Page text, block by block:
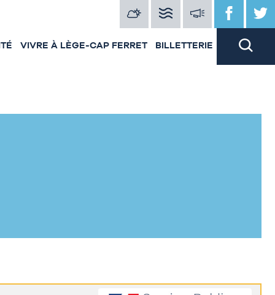
VIVRE À LÈGE-CAP FERRET BILLETTERIE